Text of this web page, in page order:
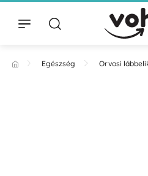
Egészség Orvosi